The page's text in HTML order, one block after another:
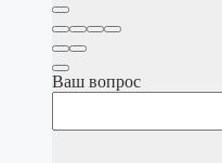
Ваш вопрос